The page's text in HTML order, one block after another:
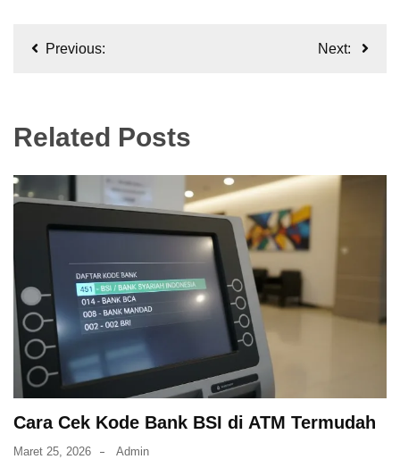
Navigasi
Previous: Next:
Related Posts
Cara Cek Kode Bank BSI di ATM Termudah
Maret 25, 2026 Admin